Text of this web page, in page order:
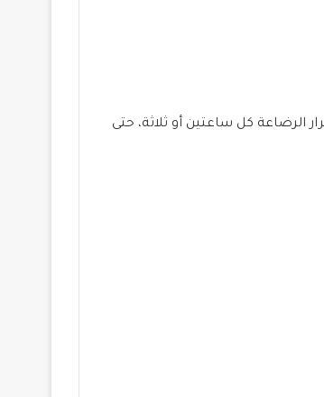
الرضاعة كل ساعتين أو ثلاثة، حتى